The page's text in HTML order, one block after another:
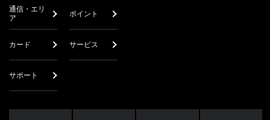
通信・エリ
ア
ポイント
カード サービス
サポート